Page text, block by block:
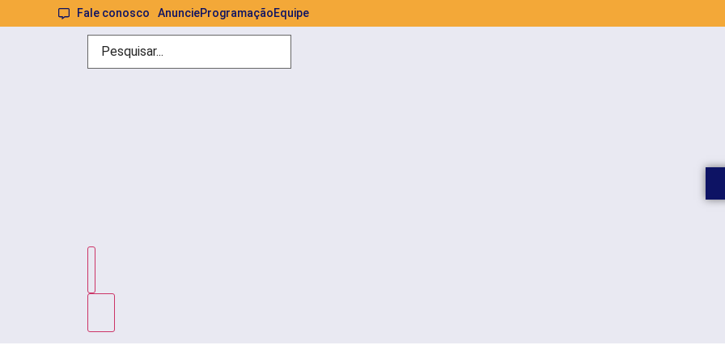
Fale conosco AnuncieProgramaçãoEquipe